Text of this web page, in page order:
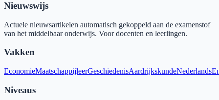
Nieuwswijs
Actuele nieuwsartikelen automatisch gekoppeld aan de examenstof
van het middelbaar onderwijs. Voor docenten en leerlingen.
Vakken
EconomieMaatschappijleerGeschiedenisAardrijkskundeNederlands
Niveaus